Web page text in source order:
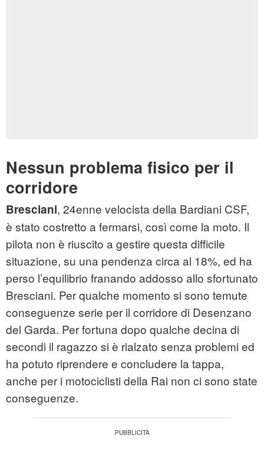
Nessun problema fisico per il
corridore
Bresciani, 24enne velocista della Bardiani CSF,
è stato costretto a fermarsi, così come la moto. Il
pilota non è riuscito a gestire questa difficile
situazione, su una pendenza circa al 18%, ed ha
perso l’equilibrio franando addosso allo sfortunato
Bresciani. Per qualche momento si sono temute
conseguenze serie per il corridore di Desenzano
del Garda. Per fortuna dopo qualche decina di
secondi il ragazzo si è rialzato senza problemi ed
ha potuto riprendere e concludere la tappa,
anche per i motociclisti della Rai non ci sono state
conseguenze.